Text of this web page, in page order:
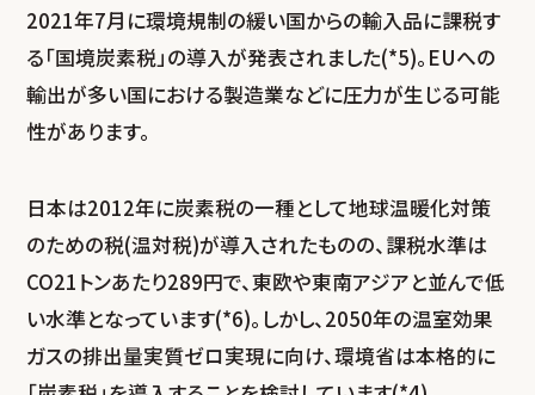
2021年7月に環境規制の緩い国からの輸入品に課税す
る「国境炭素税」の導入が発表されました(*5)。EUへの
輸出が多い国における製造業などに圧力が生じる可能
性があります。
日本は2012年に炭素税の一種として地球温暖化対策
のための税(温対税)が導入されたものの、課税水準は
CO21トンあたり289円で、東欧や東南アジアと並んで低
い水準となっています(*6)。しかし、2050年の温室効果
ガスの排出量実質ゼロ実現に向け、環境省は本格的に